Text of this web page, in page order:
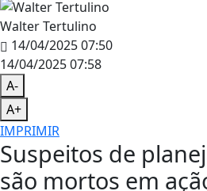
Walter Tertulino
14/04/2025 07:50
14/04/2025 07:58
A-
A+
IMPRIMIR
Suspeitos de
são mortos em